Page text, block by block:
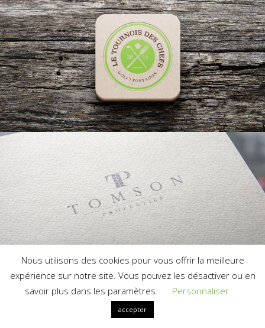
Nous utilisons des cookies pour vous offrir la meilleure
expérience sur notre site. Vous pouvez les désactiver ou en
savoir plus dans les paramètres.
Personnaliser
accepter